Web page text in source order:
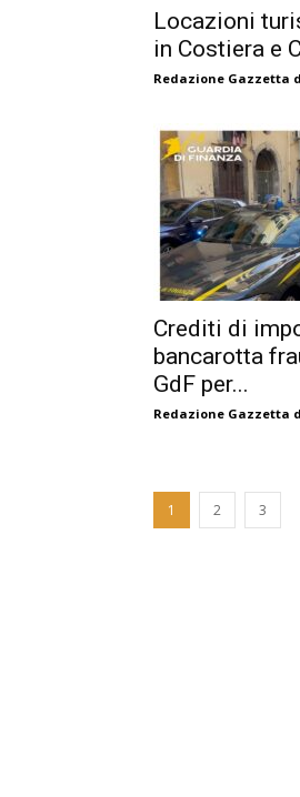
Locazioni
in Costiera e
Redazione Gazzetta
Crediti di
bancarotta
GdF per...
Redazione Gazzetta
1 2 3